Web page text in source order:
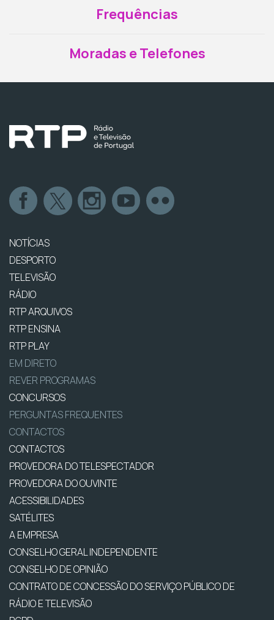
Frequências
Moradas e Telefones
NOTÍCIAS
DESPORTO
TELEVISÃO
RÁDIO
RTP ARQUIVOS
RTP ENSINA
RTP PLAY
EM DIRETO
REVER PROGRAMAS
CONCURSOS
PERGUNTAS FREQUENTES
CONTACTOS
CONTACTOS
PROVEDORA DO TELESPECTADOR
PROVEDORA DO OUVINTE
ACESSIBILIDADES
SATÉLITES
A EMPRESA
CONSELHO GERAL INDEPENDENTE
CONSELHO DE OPINIÃO
CONTRATO DE CONCESSÃO DO SERVIÇO PÚBLICO DE
RÁDIO E TELEVISÃO